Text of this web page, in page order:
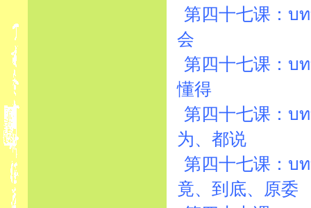
第四十七课：บ
会
第四十七课：บ
懂得
第四十七课：บ
为、都说
第四十七课：บ
竟、到底、原委